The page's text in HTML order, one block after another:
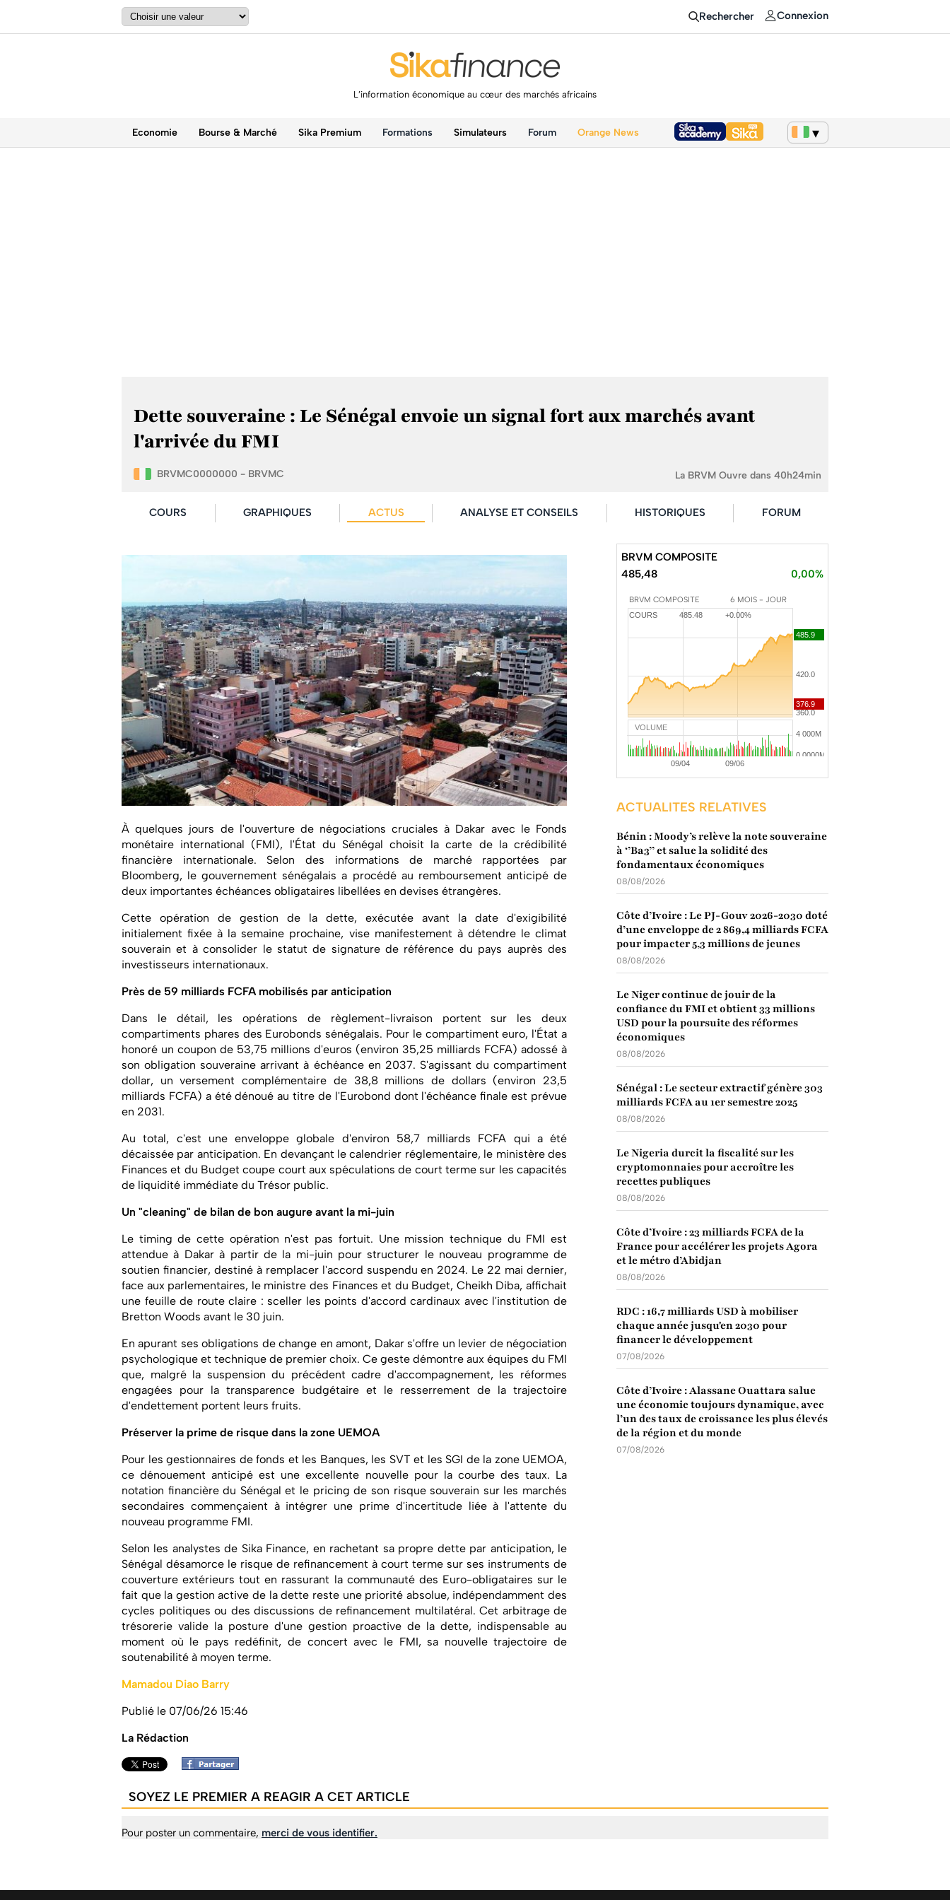
Rechercher Connexion
L’information économique au cœur des marchés africains
Economie Bourse & Marché Sika Premium Formations Simulateurs Forum Orange News
Dette souveraine : Le Sénégal envoie un signal fort aux marchés avant
l'arrivée du FMI
BRVMC0000000 - BRVMC La BRVM Ouvre dans 40h24min
COURS GRAPHIQUES ACTUS ANALYSE ET CONSEILS HISTORIQUES FORUM
À quelques jours de l'ouverture de négociations cruciales à Dakar avec le Fonds
monétaire international (FMI), l'État du Sénégal choisit la carte de la crédibilité
financière internationale. Selon des informations de marché rapportées par
Bloomberg, le gouvernement sénégalais a procédé au remboursement anticipé de
deux importantes échéances obligataires libellées en devises étrangères.
Cette opération de gestion de la dette, exécutée avant la date d'exigibilité
initialement fixée à la semaine prochaine, vise manifestement à détendre le climat
souverain et à consolider le statut de signature de référence du pays auprès des
investisseurs internationaux.
Près de 59 milliards FCFA mobilisés par anticipation
Dans le détail, les opérations de règlement-livraison portent sur les deux
compartiments phares des Eurobonds sénégalais. Pour le compartiment euro, l'État a
honoré un coupon de 53,75 millions d'euros (environ 35,25 milliards FCFA) adossé à
son obligation souveraine arrivant à échéance en 2037. S'agissant du compartiment
dollar, un versement complémentaire de 38,8 millions de dollars (environ 23,5
milliards FCFA) a été dénoué au titre de l'Eurobond dont l'échéance finale est prévue
en 2031.
Au total, c'est une enveloppe globale d'environ 58,7 milliards FCFA qui a été
décaissée par anticipation. En devançant le calendrier réglementaire, le ministère des
Finances et du Budget coupe court aux spéculations de court terme sur les capacités
de liquidité immédiate du Trésor public.
Un "cleaning" de bilan de bon augure avant la mi-juin
Le timing de cette opération n'est pas fortuit. Une mission technique du FMI est
attendue à Dakar à partir de la mi-juin pour structurer le nouveau programme de
soutien financier, destiné à remplacer l'accord suspendu en 2024. Le 22 mai dernier,
face aux parlementaires, le ministre des Finances et du Budget, Cheikh Diba, affichait
une feuille de route claire : sceller les points d'accord cardinaux avec l'institution de
Bretton Woods avant le 30 juin.
En apurant ses obligations de change en amont, Dakar s'offre un levier de négociation
psychologique et technique de premier choix. Ce geste démontre aux équipes du FMI
que, malgré la suspension du précédent cadre d'accompagnement, les réformes
engagées pour la transparence budgétaire et le resserrement de la trajectoire
d'endettement portent leurs fruits.
Préserver la prime de risque dans la zone UEMOA
Pour les gestionnaires de fonds et les Banques, les SVT et les SGI de la zone UEMOA,
ce dénouement anticipé est une excellente nouvelle pour la courbe des taux. La
notation financière du Sénégal et le pricing de son risque souverain sur les marchés
secondaires commençaient à intégrer une prime d'incertitude liée à l'attente du
nouveau programme FMI.
Selon les analystes de Sika Finance, en rachetant sa propre dette par anticipation, le
Sénégal désamorce le risque de refinancement à court terme sur ses instruments de
couverture extérieurs tout en rassurant la communauté des Euro-obligataires sur le
fait que la gestion active de la dette reste une priorité absolue, indépendamment des
cycles politiques ou des discussions de refinancement multilatéral. Cet arbitrage de
trésorerie valide la posture d'une gestion proactive de la dette, indispensable au
moment où le pays redéfinit, de concert avec le FMI, sa nouvelle trajectoire de
soutenabilité à moyen terme.
Mamadou Diao Barry
Publié le 07/06/26 15:46
La Rédaction
BRVM COMPOSITE
485,48
0,00%
BRVM COMPOSITE 6 MOIS - JOUR
VOLUME
COURS 485.48 +0.00%
ACTUALITES RELATIVES
Bénin : Moody’s relève la note souveraine
à ‘’Ba3’’ et salue la solidité des
fondamentaux économiques
08/08/2026
Côte d’Ivoire : Le PJ-Gouv 2026-2030 doté
d’une enveloppe de 2 869,4 milliards FCFA
pour impacter 5,3 millions de jeunes
08/08/2026
Le Niger continue de jouir de la
confiance du FMI et obtient 33 millions
USD pour la poursuite des réformes
économiques
08/08/2026
Sénégal : Le secteur extractif génère 303
milliards FCFA au 1er semestre 2025
08/08/2026
Le Nigeria durcit la fiscalité sur les
cryptomonnaies pour accroître les
recettes publiques
08/08/2026
Côte d’Ivoire : 23 milliards FCFA de la
France pour accélérer les projets Agora
et le métro d’Abidjan
08/08/2026
RDC : 16,7 milliards USD à mobiliser
chaque année jusqu'en 2030 pour
financer le développement
07/08/2026
Côte d’Ivoire : Alassane Ouattara salue
une économie toujours dynamique, avec
l’un des taux de croissance les plus élevés
de la région et du monde
07/08/2026
SOYEZ LE PREMIER A REAGIR A CET ARTICLE
Pour poster un commentaire, merci de vous identifier.